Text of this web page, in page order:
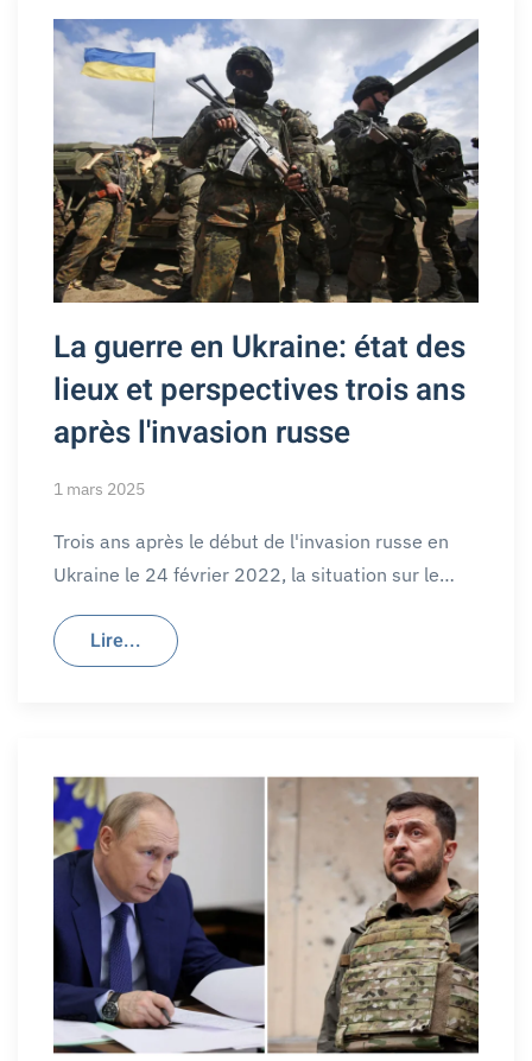
La guerre en Ukraine: état des
lieux et perspectives trois ans
après l'invasion russe
1 mars 2025
Trois ans après le début de l'invasion russe en
Ukraine le 24 février 2022, la situation sur le…
Lire...